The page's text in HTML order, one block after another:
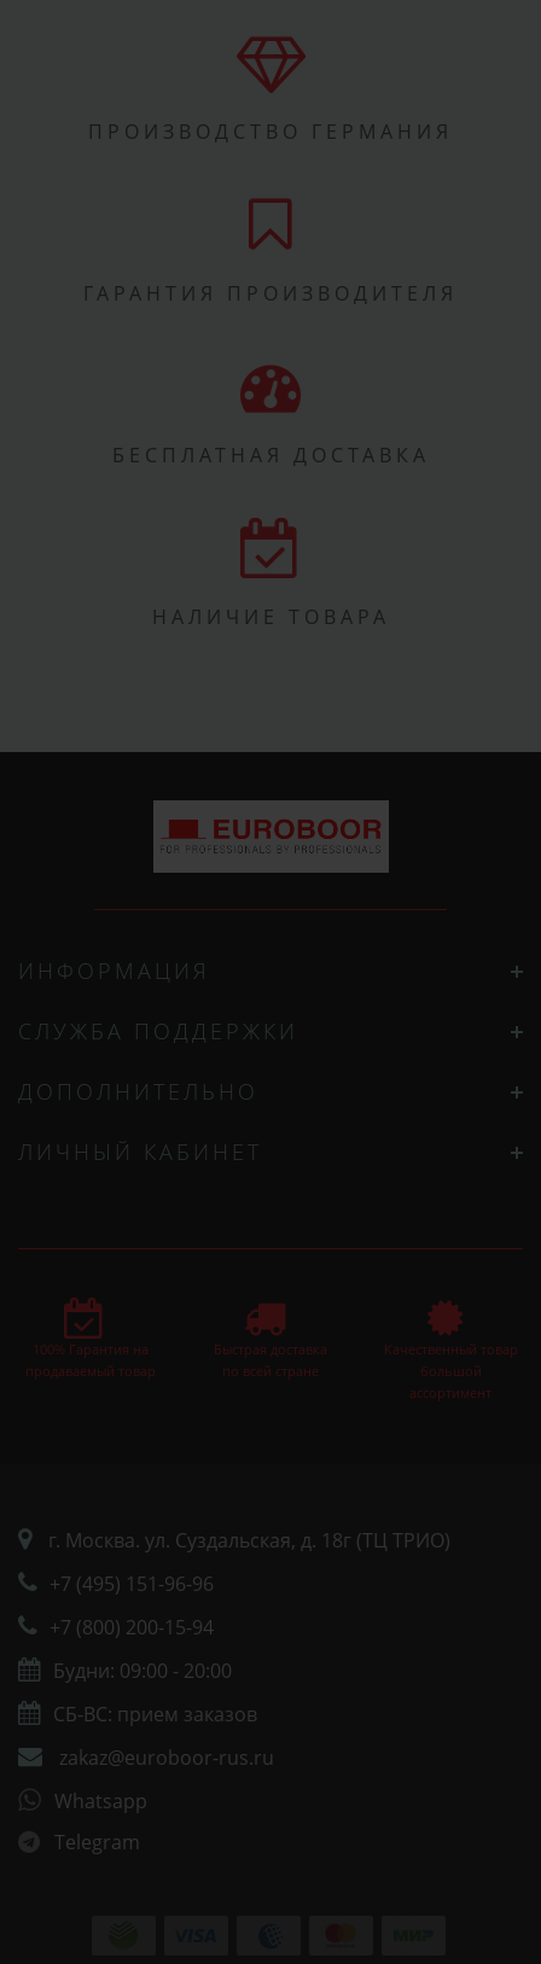
ПРОИЗВОДСТВО ГЕРМАНИЯ
ГАРАНТИЯ ПРОИЗВОДИТЕЛЯ
БЕСПЛАТНАЯ ДОСТАВКА
НАЛИЧИЕ ТОВАРА
ИНФОРМАЦИЯ
СЛУЖБА ПОДДЕРЖКИ
ДОПОЛНИТЕЛЬНО
ЛИЧНЫЙ КАБИНЕТ
100% Гарантия на
продаваемый товар
Быстрая доставка
по всей стране
Качественный товар
большой
ассортимент
г. Москва. ул. Суздальская, д. 18г (ТЦ ТРИО)
+7 (495) 151-96-96
+7 (800) 200-15-94
Будни: 09:00 - 20:00
СБ-ВС: прием заказов
zakaz@euroboor-rus.ru
Whatsapp
Telegram